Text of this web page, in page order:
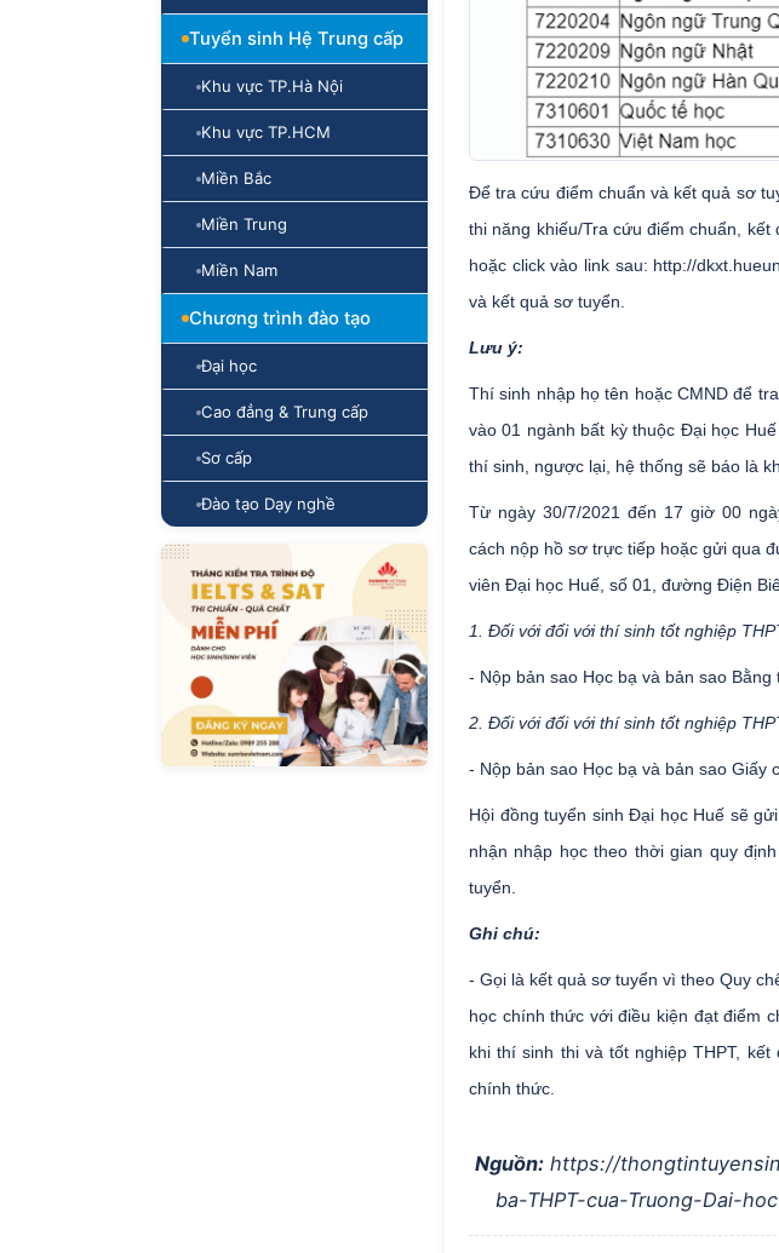
Tuyển sinh Hệ Trung cấp
Khu vực TP.Hà Nội
Khu vực TP.HCM
Miền Bắc
Miền Trung
Miền Nam
Chương trình đào tạo
Đại học
Cao đẳng & Trung cấp
Sơ cấp
Đào tạo Dạy nghề
Để tra cứu điểm chuẩn và kết quả sơ
thi năng khiếu/Tra cứu điểm chuẩn,
hoặc click vào link sau: http://
và kết quả sơ tuyển.
Lưu ý:
Thí sinh nhập họ tên hoặc CMND để
vào 01 ngành bất kỳ thuộc Đại học
thí sinh, ngược lại, hệ thống sẽ báo là
Từ ngày 30/7/2021 đến 17 giờ 00
cách nộp hồ sơ trực tiếp hoặc gửi qua
viên Đại học Huế, số 01, đường Điện
1. Đối với đối với thí sinh tốt nghiệp
- Nộp bản sao Học bạ và bản sao Bằng
2. Đối với đối với thí sinh tốt nghiệp
- Nộp bản sao Học bạ và bản sao Giấy
Hội đồng tuyển sinh Đại học Huế sẽ
nhận nhập học theo thời gian quy
tuyển.
Ghi chú:
- Gọi là kết quả sơ tuyển vì theo Quy
học chính thức với điều kiện đạt điểm
khi thí sinh thi và tốt nghiệp THPT,
chính thức.
Nguồn: https://
ba-THPT-cua-Truong-Dai-